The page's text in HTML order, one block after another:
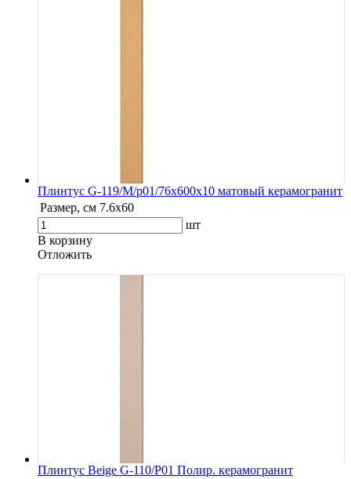
Плинтус G-119/М/p01/76x600x10 матовый керамогранит
Размер, см 7.6х60
шт
В корзину
Oтложить
Плинтус Beige G-110/P01 Полир. керамогранит